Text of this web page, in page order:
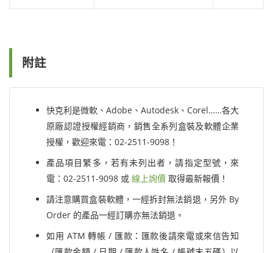
附註
快克利是微軟、Adobe、Autodesk、Corel……各大
原廠認證授權經銷商，銷售全系列盒裝及軟體企業
授權，歡迎來電：02-2511-9098！
產品項目繁多，若有未列出者，請指定型號，來
電：02-2511-9098 或 線上詢價 取得最新報價！
請注意購買盒裝軟體，一經拆封無法銷退，另外 By
Order 的產品一經訂購亦無法銷退。
如用 ATM 轉帳 / 匯款：匯款後請來電或來信告知